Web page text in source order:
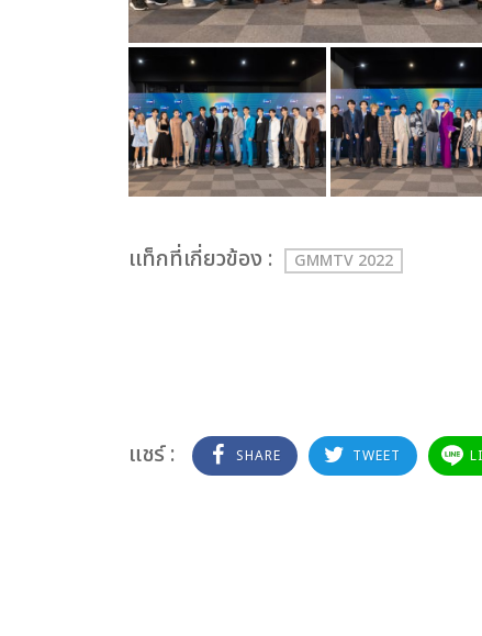
เเท็กที่เกี่ยวข้อง : GMMTV 2022
แชร์ : SHARE TWEET